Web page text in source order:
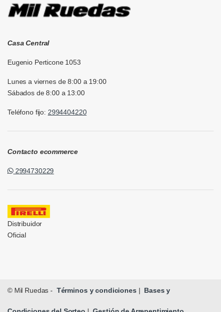
Casa Central
Eugenio Perticone 1053
Lunes a viernes de 8:00 a 19:00
Sábados de 8:00 a 13:00
Teléfono fijo: 2994404220
Contacto ecommerce
2994730229
Distribuidor
Oficial
© Mil Ruedas - Términos y condiciones | Bases y